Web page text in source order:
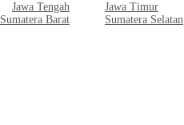
Jawa Tengah Jawa Timur
Sumatera Barat Sumatera Selatan